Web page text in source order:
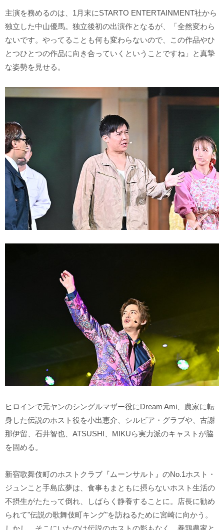
主演を務めるのは、1月末にSTARTO ENTERTAINMENT社から
独立した中山優馬。独立後初の出演作となるが、「全然変わら
ないです。やってることも何も変わらないので、この作品やひ
とつひとつの作品に向き合っていくということですね」と真摯
な姿勢を見せる。
ヒロインで元ヤンのシングルマザー役にDream Ami、農家に転
身した伝説のホスト役を小出恵介、シルビア・グラブや、古謝
那伊留、石井智也、ATSUSHI、MIKUら実力派のキャストが脇
を固める。
新宿歌舞伎町のホストクラブ『ムーンサルト』のNo.1ホスト・
ジュンこと手島広夢は、食事もまともに摂らないホスト生活の
不摂生がたたって倒れ、しばらく静養することに。店長に勧め
られて"伝説の歌舞伎町キング"を訪ねるために宮崎に向かう。
しかし、そこにいたのは伝説のホストの影もなく、養鶏農家と